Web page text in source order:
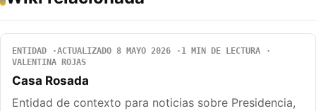
ENTIDAD ACTUALIZADO 8 MAYO 2026
1 MIN DE LECTURA
VALENTINA ROJAS
Casa Rosada
Entidad de contexto para noticias sobre Presidencia,